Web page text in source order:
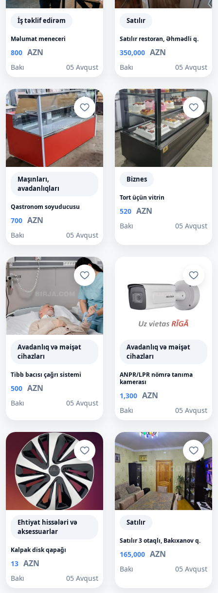
İş təklif edirəm
Məlumat meneceri
800 AZN
Bakı 05 Avqust
Satılır
Satılır restoran, Əhmədli q.
350,000 AZN
Bakı 05 Avqust
Maşınları,
avadanlıqları
Qastronom soyuducusu
700 AZN
Bakı 05 Avqust
Biznes
Tort üçün vitrin
520 AZN
Bakı 05 Avqust
Avadanlıq və məişət
cihazları
Tibb bacısı çağrı sistemi
500 AZN
Bakı 05 Avqust
Avadanlıq və məişət
cihazları
ANPR/LPR nömrə tanıma
kamerası
1,300 AZN
Bakı 05 Avqust
Ehtiyat hissələri və
aksessuarlar
Kalpak disk qapağı
13 AZN
Bakı 05 Avqust
Satılır
Satılır 3 otaqlı, Bakıxanov q.
165,000 AZN
Bakı 05 Avqust